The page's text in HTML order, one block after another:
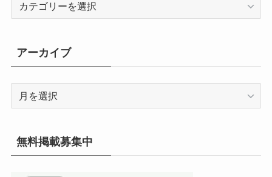
ー
アーカイブ
イ
ブ
無料掲載募集中